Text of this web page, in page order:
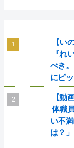
【い
『れ
べき
にピ
【動
体職
い不
は？